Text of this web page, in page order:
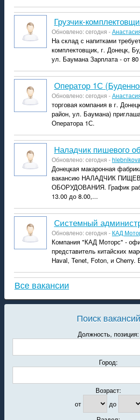
Грузчик-
Обновлено: сегодня -
На склад с напитками
комплектовщик, г. Донецк,
ул. Баумана Зарплата - от
Оператор 1С
Обновлено: сегодня -
торговая компания в г.
район, ул. Баумана)
Оператора 1С.
Наладчик пишевого
Обновлено: сегодня -hlebnikova
Донецкая макаронная
вакансию НАЛАДЧИК
ОБОРУДОВАНИЯ. График
13.00 до 8.00,...
системный
Обновлено: сегодня - КАД
Компания "КАД Моторс" -
представитель китайских
Haval, Tenet, Foton, и Cherry.
Все вакансии
Поиск вакансий
Должность, позиция:
Город:
Возраст:
от
до